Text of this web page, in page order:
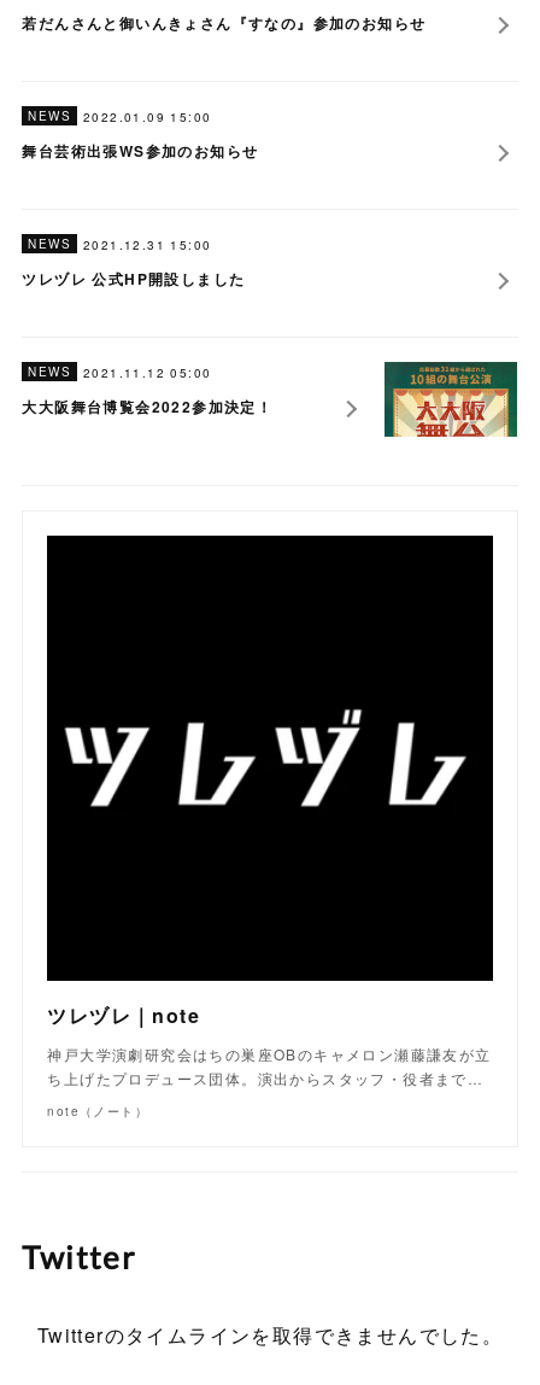
若だんさんと御いんきょさん『すなの』参加のお知らせ
NEWS 2022.01.09 15:00
舞台芸術出張WS参加のお知らせ
NEWS 2021.12.31 15:00
ツレヅレ 公式HP開設しました
NEWS 2021.11.12 05:00
大大阪舞台博覧会2022参加決定！
ツレヅレ｜note
神戸大学演劇研究会はちの巣座OBのキャメロン瀬藤謙友が立
ち上げたプロデュース団体。演出からスタッフ・役者まで…
note（ノート）
Twitter
Twitterのタイムラインを取得できませんでした。